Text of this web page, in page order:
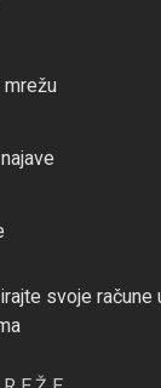
mrežu
svoje